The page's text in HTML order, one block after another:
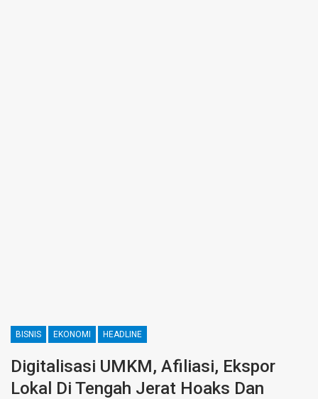
BISNIS EKONOMI HEADLINE
Digitalisasi UMKM, Afiliasi, Ekspor
Lokal Di Tengah Jerat Hoaks Dan